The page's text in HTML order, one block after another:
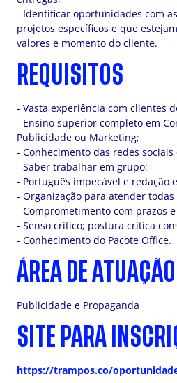
- Identificar oportunidades com
projetos específicos e que
valores e momento do cliente.
REQUISITOS
- Vasta experiência com clientes
- Ensino superior completo em
Publicidade ou Marketing;
- Conhecimento das redes sociais
- Saber trabalhar em grupo;
- Português impecável e redação
- Organização para atender
- Comprometimento com prazos
- Senso crítico; postura crítica
- Conhecimento do Pacote Office.
ÁREA DE ATUAÇÃO
Publicidade e Propaganda
SITE PARA
https://trampos.co/